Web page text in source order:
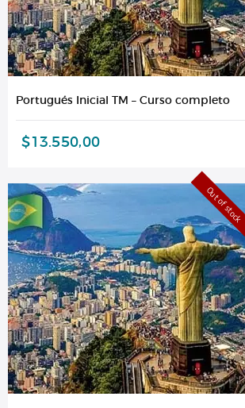
Portugués Inicial TM – Curso completo
$13.550,00
Out of stock